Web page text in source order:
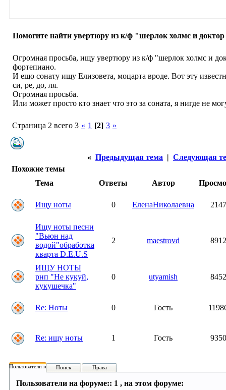
Помогите найти увертюру из к/ф "шерлок холмс и доктор
Огромная просьба, ищу увертюру из к/ф "шерлок холмс и
фортепиано.
И ещо сонату ищу Елизовета, моцарта вроде. Вот эту
си, ре, до, ля.
Огромная просьба.
Или может просто кто знает что это за соната, я нигде не
Страница 2 всего 3 « 1 [2] 3 »
« Предыдущая тема | Следующая
Похожие темы
Тема
Ответы Автор
Ищу ноты 0 ЕленаНиколаевна
Ищу ноты песни
"Вьюн над
водой"обработка
кварта D.E.U.S
2 maestrovd
ИЩУ НОТЫ
рнп "Не кукуй,
кукушечка"
0 utyamish
Re: Ноты 0 Гость
Re: ищу ноты 1 Гость
Пользователи на форуме:
Поиск Права
Пользователи на форуме:: 1 , на этом форуме: